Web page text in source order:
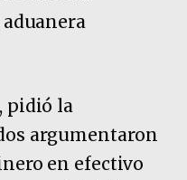
pidió la
argumentaron
en efectivo